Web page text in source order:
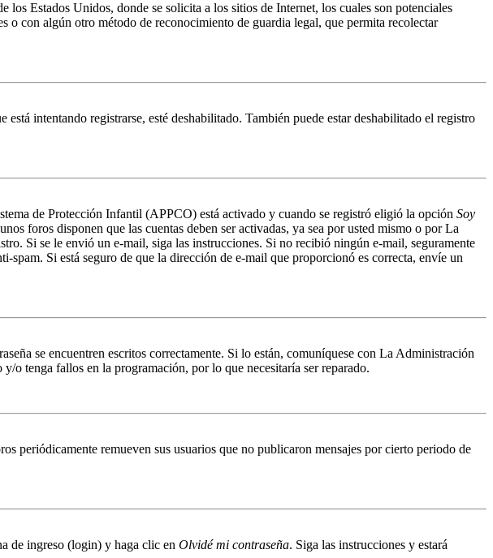
Estados Unidos, donde se solicita a los sitios de Internet, los cuales son potenciales
o con algún otro método de reconocimiento de guardia legal, que permita recolectar
intentando registrarse, esté deshabilitado. También puede estar deshabilitado el registro
de Protección Infantil (APPCO) está activado y cuando se registró eligió la opción Soy
foros disponen que las cuentas deben ser activadas, ya sea por usted mismo o por La
Si se le envió un e-mail, siga las instrucciones. Si no recibió ningún e-mail, seguramente
Si está seguro de que la dirección de e-mail que proporcionó es correcta, envíe un
se encuentren escritos correctamente. Si lo están, comuníquese con La Administración
o tenga fallos en la programación, por lo que necesitaría ser reparado.
periódicamente remueven sus usuarios que no publicaron mensajes por cierto periodo de
de ingreso (login) y haga clic en Olvidé mi contraseña. Siga las instrucciones y estará